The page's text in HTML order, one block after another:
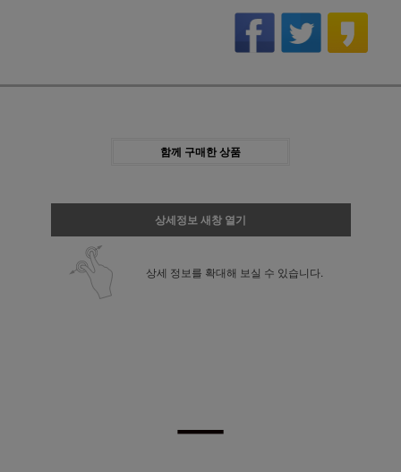
함께 구매한 상품
상세정보 새창 열기
상세 정보를 확대해 보실 수 있습니다.